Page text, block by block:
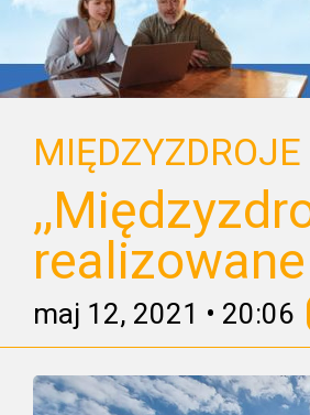
MIĘDZYZDROJE
maj 12, 2021 • 20:06